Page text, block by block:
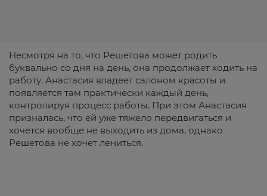
Несмотря на то, что Решетова может родить
буквально со дня на день, она продолжает ходить на
работу. Анастасия владеет салоном красоты и
появляется там практически каждый день,
контролируя процесс работы. При этом Анастасия
призналась, что ей уже тяжело передвигаться и
хочется вообще не выходить из дома, однако
Решетова не хочет лениться.